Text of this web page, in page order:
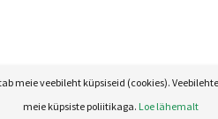
meie veebileht küpsiseid (cookies).
meie küpsiste poliitikaga. Loe lähemalt